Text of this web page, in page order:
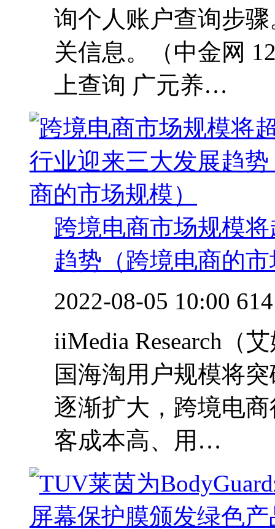
询个人账户查询步
关信息。（中金网
上查询 广元养…
跨境电商市场规模
趋势（跨境电商的
2022-08-05 10:00 614
iiMedia Research（
国海淘用户规模将
逐渐扩大，跨境电
客成本高、用…